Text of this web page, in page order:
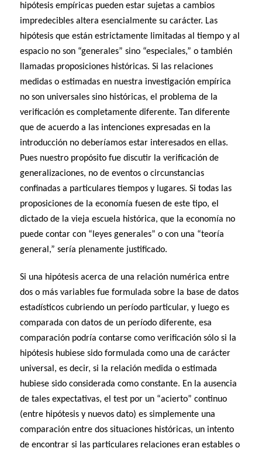
hipótesis empíricas pueden estar sujetas a cambios
impredecibles altera esencialmente su carácter. Las
hipótesis que están estrictamente limitadas al tiempo y al
espacio no son “generales” sino “especiales,” o también
llamadas proposiciones históricas. Si las relaciones
medidas o estimadas en nuestra investigación empírica
no son universales sino históricas, el problema de la
verificación es completamente diferente. Tan diferente
que de acuerdo a las intenciones expresadas en la
introducción no deberíamos estar interesados en ellas.
Pues nuestro propósito fue discutir la verificación de
generalizaciones, no de eventos o circunstancias
confinadas a particulares tiempos y lugares. Si todas las
proposiciones de la economía fuesen de este tipo, el
dictado de la vieja escuela histórica, que la economía no
puede contar con “leyes generales” o con una “teoría
general,” sería plenamente justificado.
Si una hipótesis acerca de una relación numérica entre
dos o más variables fue formulada sobre la base de datos
estadísticos cubriendo un período particular, y luego es
comparada con datos de un período diferente, esa
comparación podría contarse como verificación sólo si la
hipótesis hubiese sido formulada como una de carácter
universal, es decir, si la relación medida o estimada
hubiese sido considerada como constante. En la ausencia
de tales expectativas, el test por un “acierto” continuo
(entre hipótesis y nuevos dato) es simplemente una
comparación entre dos situaciones históricas, un intento
de encontrar si las particulares relaciones eran estables o